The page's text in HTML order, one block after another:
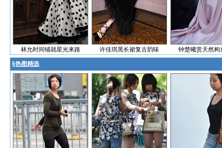
林允时间铺就星光来路 许佳琪黑长裙复古韵味 钟楚曦赏天然构
§热图精选